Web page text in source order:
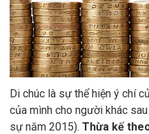
Di chúc là sự thể hiện ý chí
của mình cho người khác
sự năm 2015). Thừa kế